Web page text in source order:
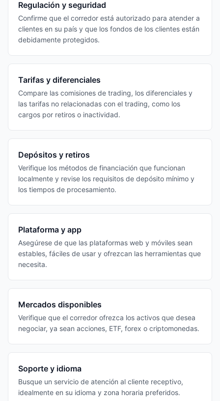
Regulación y seguridad
Confirme que el corredor está autorizado para atender a
clientes en su país y que los fondos de los clientes están
debidamente protegidos.
Tarifas y diferenciales
Compare las comisiones de trading, los diferenciales y
las tarifas no relacionadas con el trading, como los
cargos por retiros o inactividad.
Depósitos y retiros
Verifique los métodos de financiación que funcionan
localmente y revise los requisitos de depósito mínimo y
los tiempos de procesamiento.
Plataforma y app
Asegúrese de que las plataformas web y móviles sean
estables, fáciles de usar y ofrezcan las herramientas que
necesita.
Mercados disponibles
Verifique que el corredor ofrezca los activos que desea
negociar, ya sean acciones, ETF, forex o criptomonedas.
Soporte y idioma
Busque un servicio de atención al cliente receptivo,
idealmente en su idioma y zona horaria preferidos.